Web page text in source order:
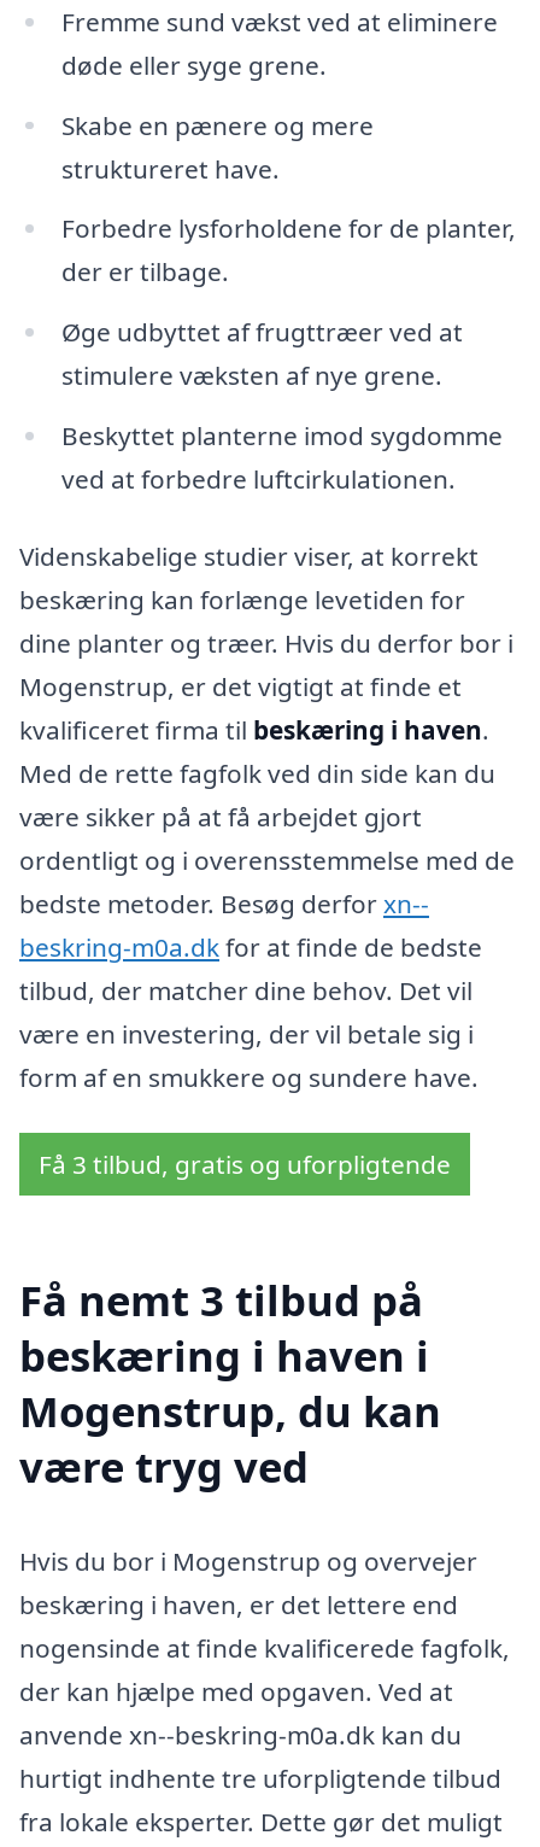
Fremme sund vækst ved at eliminere
døde eller syge grene.
Skabe en pænere og mere
struktureret have.
Forbedre lysforholdene for de planter,
der er tilbage.
Øge udbyttet af frugttræer ved at
stimulere væksten af nye grene.
Beskyttet planterne imod sygdomme
ved at forbedre luftcirkulationen.
Videnskabelige studier viser, at korrekt
beskæring kan forlænge levetiden for
dine planter og træer. Hvis du derfor bor i
Mogenstrup, er det vigtigt at finde et
kvalificeret firma til beskæring i haven.
Med de rette fagfolk ved din side kan du
være sikker på at få arbejdet gjort
ordentligt og i overensstemmelse med de
bedste metoder. Besøg derforxn--
beskring-m0a.dkfor at finde de bedste
tilbud, der matcher dine behov. Det vil
være en investering, der vil betale sig i
form af en smukkere og sundere have.
Få 3 tilbud, gratis og uforpligtende
Få nemt 3 tilbud på
beskæring i haven i
Mogenstrup, du kan
være tryg ved
Hvis du bor i Mogenstrup og overvejer
beskæring i haven, er det lettere end
nogensinde at finde kvalificerede fagfolk,
der kan hjælpe med opgaven. Ved at
anvende xn--beskring-m0a.dk kan du
hurtigt indhente tre uforpligtende tilbud
fra lokale eksperter. Dette gør det muligt